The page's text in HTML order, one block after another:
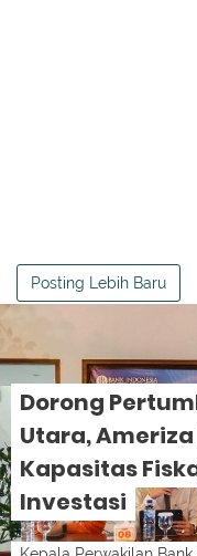
Posting Lebih Baru
Dorong
Utara,
Kapasitas
Investasi